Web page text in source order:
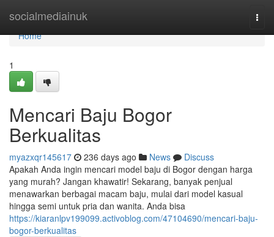
socialmediainuk
Home
Home
1
Mencari Baju Bogor
Berkualitas
myazxqr145617 236 days ago News
Discuss
Apakah Anda ingin mencari model baju di Bogor dengan harga
yang murah? Jangan khawatir! Sekarang, banyak penjual
menawarkan berbagai macam baju, mulai dari model kasual
hingga semi untuk pria dan wanita. Anda bisa
https://kiaranlpv199099.activoblog.com/47104690/mencari-baju-
bogor-berkualitas